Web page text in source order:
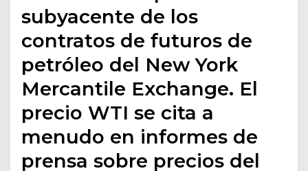
subyacente de los
contratos de futuros de
petróleo del New York
Mercantile Exchange. El
precio WTI se cita a
menudo en informes de
prensa sobre precios del